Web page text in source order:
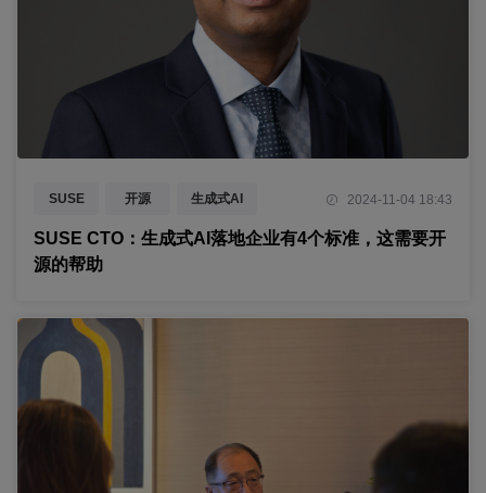
SUSE 开源 生成式AI
边缘智能 AI
2024-11-04 18:43
SUSE CTO：生成式AI落地企业有4个标准，这需要开
源的帮助